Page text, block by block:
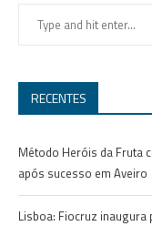
RECENTES
Método Heróis da Fruta
após sucesso em Aveiro
Lisboa: Fiocruz